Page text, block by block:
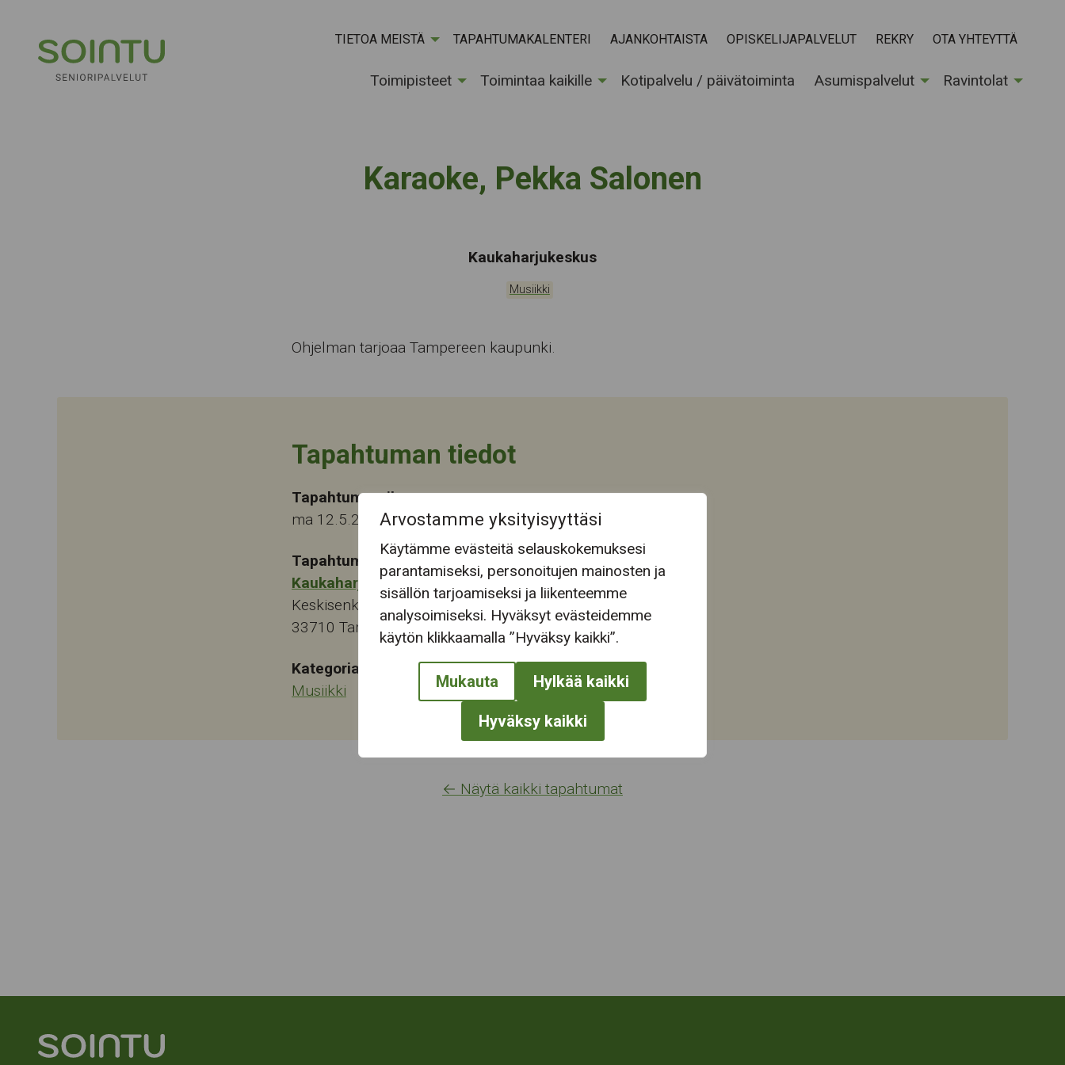
Arvostamme yksityisyyttäsi
Käytämme evästeitä selauskokemuksesi
parantamiseksi, personoitujen mainosten ja
sisällön tarjoamiseksi ja liikenteemme
analysoimiseksi. Hyväksyt evästeidemme
käytön klikkaamalla ”Hyväksy kaikki”.
Mukauta Hylkää kaikki
Hyväksy kaikki
TIETOA MEISTÄ TAPAHTUMAKALENTERI AJANKOHTAISTA OPISKELIJAPALVELUT REKRY OTA YHTEYTTÄ
Toimipisteet Toimintaa kaikille Kotipalvelu / päivätoiminta Asumispalvelut Ravintolat
Karaoke, Pekka Salonen
Tapahtumapaikka:
Kaukaharjukeskus
Kategoriat:
Musiikki
Ohjelman tarjoaa Tampereen kaupunki.
Tapahtuman tiedot
Tapahtuma-aika
ma 12.5.2025 13:30
Tapahtumapaikka:
Kaukaharjukeskus
Keskisenkatu 13-15
33710 Tampere
Kategoriat:
Musiikki
← Näytä kaikki tapahtumat